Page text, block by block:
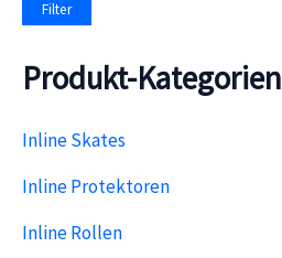
Filter
Produkt-Kategorien
Inline Skates
Inline Protektoren
Inline Rollen